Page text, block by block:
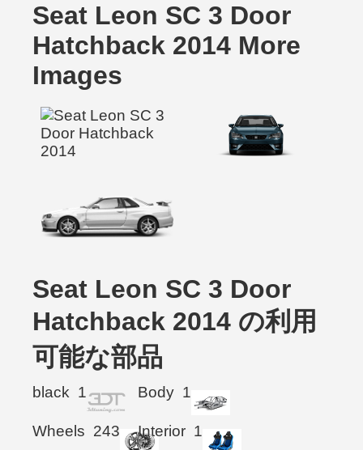
Seat Leon SC 3 Door
Hatchback 2014 More
Images
Seat Leon SC 3 Door
Hatchback 2014 の利用
可能な部品
black 1 Body 1
Wheels 243 Interior 1